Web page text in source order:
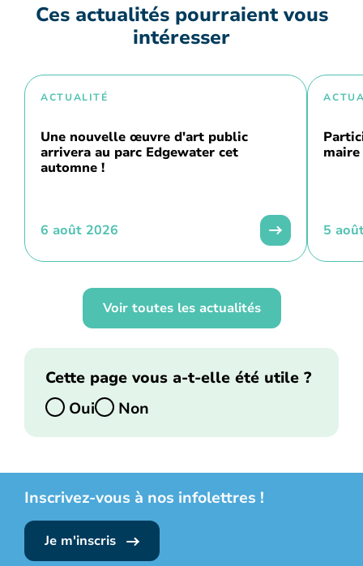
Ces actualités pourraient vous
intéresser
ACTUALITÉ
Une nouvelle œuvre d'art public
arrivera au parc Edgewater cet
automne !
6 août 2026
maire
5
Voir toutes les actualités
Cette page vous a-t-elle été utile ?
Oui
Non
Inscrivez-vous à nos infolettres !
Je m'inscris